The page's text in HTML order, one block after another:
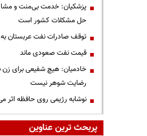
پزشکیان: خدمت بی‌منت و
حل مشکلات کشور است
توقف صادرات نفت عربستان به
قیمت نفت صعودی ماند
خادمیان: هیچ شفیعی برای زن
رضایت شوهر نیست
نوشابه رژیمی روی حافظه اثر
پربحث ترین عناوین